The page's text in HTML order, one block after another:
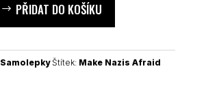
PŘIDAT DO KOŠÍKU
Samolepky Štítek: Make Nazis Afraid